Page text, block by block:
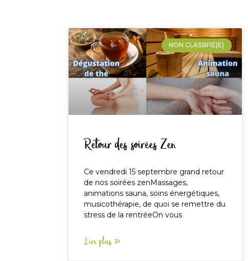
NON CLASSIFIÉ(E)
Retour des soirées Zen
Ce vendredi 15 septembre grand retour
de nos soirées zenMassages,
animations sauna, soins énergétiques,
musicothérapie, de quoi se remettre du
stress de la rentréeOn vous
Lire plus »